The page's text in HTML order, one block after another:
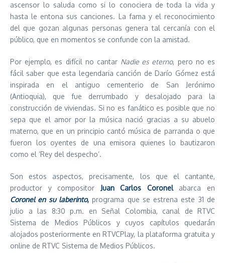
ascensor lo saluda como si lo conociera de toda la vida y
hasta le entona sus canciones. La fama y el reconocimiento
del que gozan algunas personas genera tal cercanía con el
público, que en momentos se confunde con la amistad.
Por ejemplo, es difícil no cantar Nadie es eterno, pero no es
fácil saber que esta legendaria canción de Darío Gómez está
inspirada en el antiguo cementerio de San Jerónimo
(Antioquia), que fue derrumbado y desalojado para la
construcción de viviendas. Si no es fanático es posible que no
sepa que el amor por la música nació gracias a su abuelo
materno, que en un principio cantó música de parranda o que
fueron los oyentes de una emisora quienes lo bautizaron
como el ‘Rey del despecho’.
Son estos aspectos, precisamente, los que el cantante,
productor y compositor Juan Carlos Coronel
abarca en
Coronel en su laberinto, programa que se estrena este 31 de
julio a las 8:30 p.m. en Señal Colombia, canal de RTVC
Sistema de Medios Públicos y cuyos capítulos quedarán
alojados posteriormente en RTVCPlay, la plataforma gratuita y
online de RTVC Sistema de Medios Públicos.